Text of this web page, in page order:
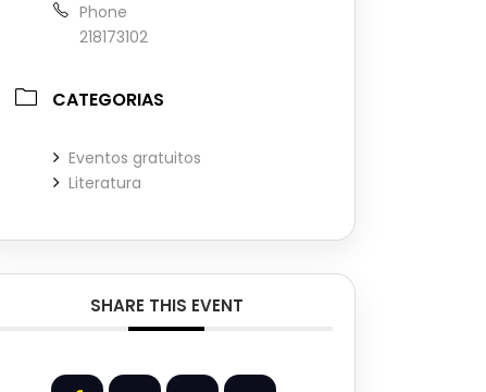
Phone
218173102
CATEGORIAS
Eventos gratuitos
Literatura
SHARE THIS EVENT